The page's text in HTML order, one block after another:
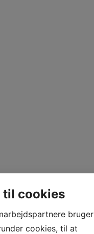
til cookies
bruger
cookies, til at